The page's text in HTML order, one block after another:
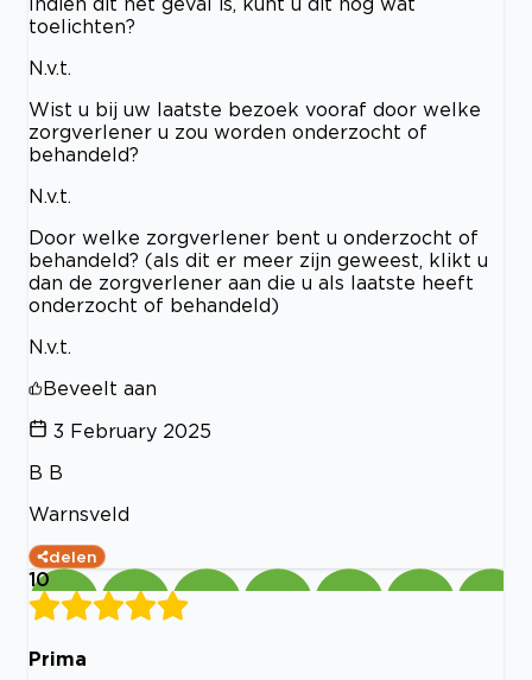
toelichten?
N.v.t.
Wist u bij uw laatste bezoek vooraf door welke
zorgverlener u zou worden onderzocht of
behandeld?
N.v.t.
Door welke zorgverlener bent u onderzocht of
behandeld? (als dit er meer zijn geweest, klikt u
dan de zorgverlener aan die u als laatste heeft
onderzocht of behandeld)
N.v.t.
Beveelt aan
3 February 2025
B B
Warnsveld
delen
10
Prima